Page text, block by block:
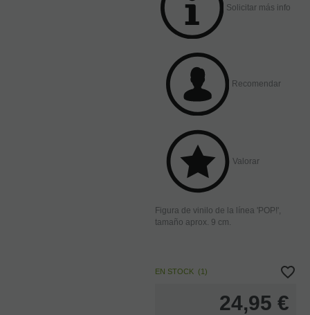
Solicitar más info
Recomendar
Valorar
Figura de vinilo de la línea 'POP!',
tamaño aprox. 9 cm.
EN STOCK (1)
24,95 €